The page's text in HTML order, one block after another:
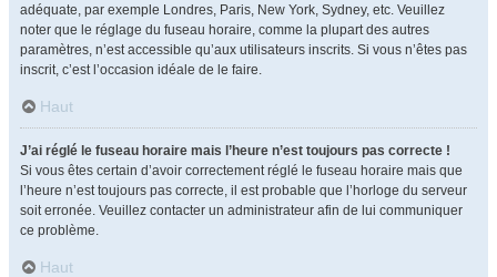
adéquate, par exemple Londres, Paris, New York, Sydney, etc. Veuillez
noter que le réglage du fuseau horaire, comme la plupart des autres
paramètres, n’est accessible qu’aux utilisateurs inscrits. Si vous n’êtes pas
inscrit, c’est l’occasion idéale de le faire.
Haut
J’ai réglé le fuseau horaire mais l’heure n’est toujours pas correcte !
Si vous êtes certain d’avoir correctement réglé le fuseau horaire mais que
l’heure n’est toujours pas correcte, il est probable que l’horloge du serveur
soit erronée. Veuillez contacter un administrateur afin de lui communiquer
ce problème.
Haut